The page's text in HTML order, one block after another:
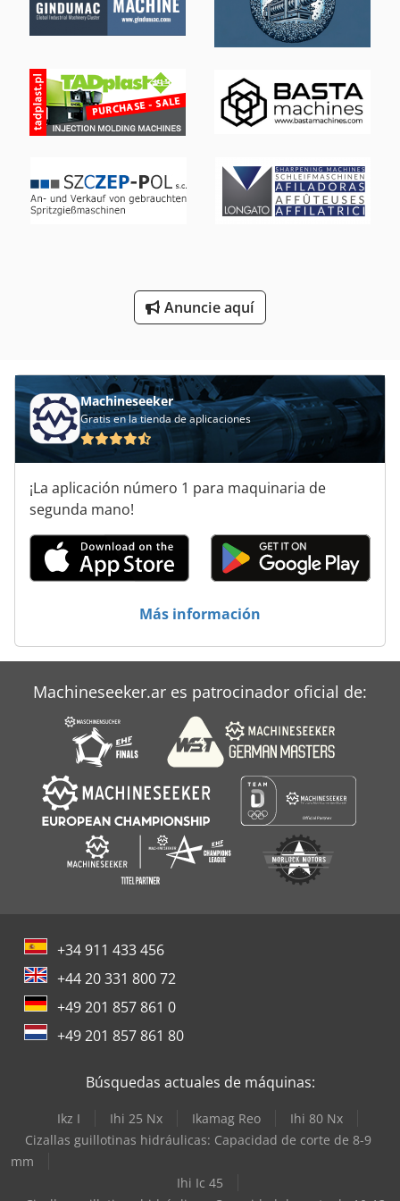
Máquinas De Producción De La Ventana
Máquinas Para
Perfil De La Ventana
Transporte De Coche De Ventana
Ventana De Herramienta De
Ventanas De Seguridad
Ángulo De La Ventana
Anuncie aquí
Machineseeker
Gratis en la tienda de aplicaciones
¡La aplicación número 1 para maquinaria de
segunda mano!
Más información
Machineseeker.ar es patrocinador oficial de:
+34 911 433 456
+44 20 331 800 72
+49 201 857 861 0
+49 201 857 861 80
Búsquedas actuales de máquinas:
Ikz I Ihi 25 Nx Ikamag Reo
Ihi 80 Nx
Cizallas guillotinas hidráulicas: Capacidad de corte de 8-9
mm
Ihi Ic 45